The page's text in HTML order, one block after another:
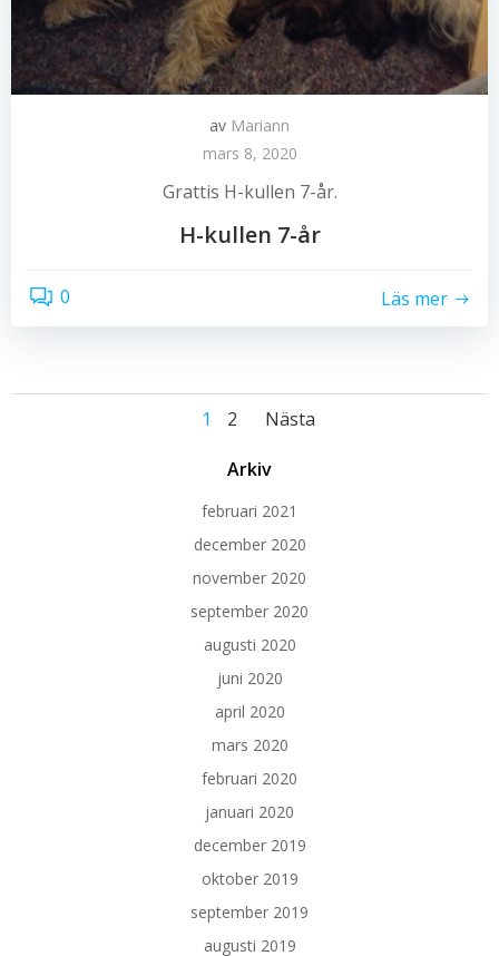
av Mariann
mars 8, 2020
Grattis H-kullen 7-år.
H-kullen 7-år
0 Läs mer
Posts
navigation
Page
1 Page
2
Posts
navigation
Nästa
Arkiv
februari 2021
december 2020
november 2020
september 2020
augusti 2020
juni 2020
april 2020
mars 2020
februari 2020
januari 2020
december 2019
oktober 2019
september 2019
augusti 2019